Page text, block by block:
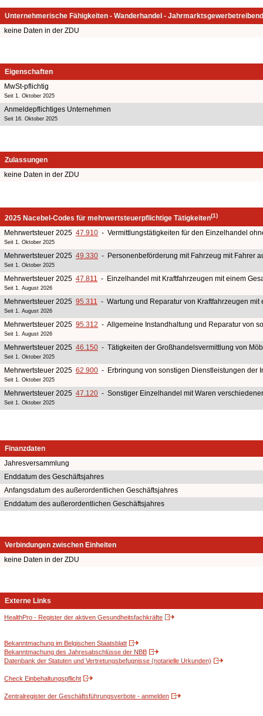
Unternehmerische Fähigkeiten - Wanderhandel -
keine Daten in der ZDU
Eigenschaften
MwSt-pflichtig
Seit 1. Oktober 2025
Anmeldepflichtiges Unternehmen
Seit 16. Oktober 2025
Zulassungen
keine Daten in der ZDU
2025 Nacebel-Codes für mehrwertsteuerpflichtige Tätigkeiten(1)
Mehrwertsteuer 2025 47.910 - Vermittlungstätigkeiten für den Einzelhandel
Seit 1. Oktober 2025
Mehrwertsteuer 2025 49.330 - Personenbeförderung mit Fahrzeug mit Fahrer
Seit 1. Oktober 2025
Mehrwertsteuer 2025 47.811 - Einzelhandel mit Kraftfahrzeugen mit einem
Seit 1. August 2026
Mehrwertsteuer 2025 95.311 - Wartung und Reparatur von Kraftfahrzeugen
Seit 1. August 2026
Mehrwertsteuer 2025 95.312 - Allgemeine Instandhaltung und Reparatur von
Seit 1. August 2026
Mehrwertsteuer 2025 46.150 - Tätigkeiten der Großhandelsvermittlung von
Seit 1. Oktober 2025
Mehrwertsteuer 2025 62.900 - Erbringung von sonstigen Dienstleistungen der
Seit 1. Oktober 2025
Mehrwertsteuer 2025 47.120 - Sonstiger Einzelhandel mit Waren
Seit 1. Oktober 2025
Finanzdaten
Jahresversammlung
Enddatum des Geschäftsjahres
Anfangsdatum des außerordentlichen Geschäftsjahres
Enddatum des außerordentlichen Geschäftsjahres
Verbindungen zwischen Einheiten
keine Daten in der ZDU
Externe Links
HealthPro - Register der aktiven Gesundheitsfachkräfte
Bekanntmachung im Belgischen Staatsblatt
Bekanntmachung des Jahresabschlüsse der NBB
Datenbank der Statuten und Vertretungsbefugnisse (notarielle Urkunden)
Check Einbehaltungspflicht
Zentralregister der Geschäftsführungsverbote - anmelden